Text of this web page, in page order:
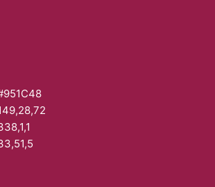
迈像网络• 版权所有 |